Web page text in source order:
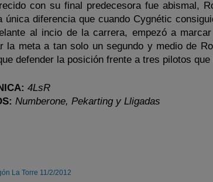
con su final predecesora fue abismal,
única diferencia que cuando Cygnétic
al incio de la carrera, empezó a
la meta a tan solo un segundo y medio de
defender la posición frente a tres pilotos que
4LsR
Numberone, Pekarting y Lligadas
La Torre 11/2/2012